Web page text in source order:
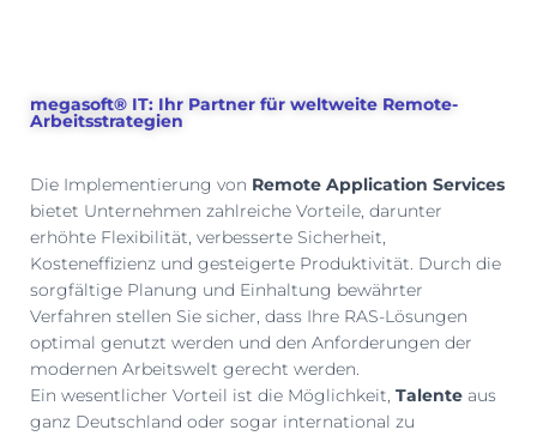
megasoft® IT: Ihr Partner für weltweite Remote-
Arbeitsstrategien
Die Implementierung von Remote Application Services
bietet Unternehmen zahlreiche Vorteile, darunter
erhöhte Flexibilität, verbesserte Sicherheit,
Kosteneffizienz und gesteigerte Produktivität. Durch die
sorgfältige Planung und Einhaltung bewährter
Verfahren stellen Sie sicher, dass Ihre RAS-Lösungen
optimal genutzt werden und den Anforderungen der
modernen Arbeitswelt gerecht werden.
Ein wesentlicher Vorteil ist die Möglichkeit, Talente aus
ganz Deutschland oder sogar international zu